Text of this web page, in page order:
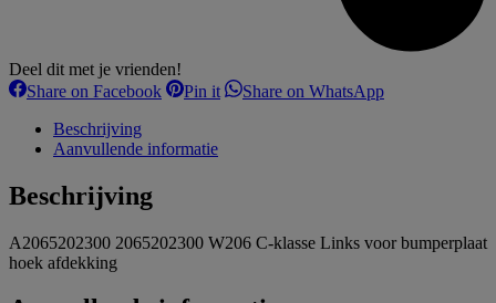
Deel dit met je vrienden!
Share on FacebookSharePin itShareShare on WhatsAppShare
Beschrijving
Aanvullende informatie
Beschrijving
A2065202300 2065202300 W206 C-klasse Links voor bumperplaat
hoek afdekking